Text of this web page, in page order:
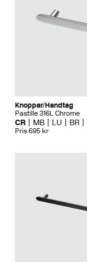
Knoppar/Handtag
Pastille 316L Chrome
CR MB LU BR
Pris 695 kr